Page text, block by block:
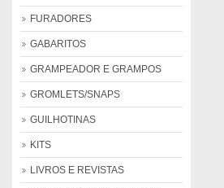
FURADORES
GABARITOS
GRAMPEADOR E GRAMPOS
GROMLETS/SNAPS
GUILHOTINAS
KITS
LIVROS E REVISTAS